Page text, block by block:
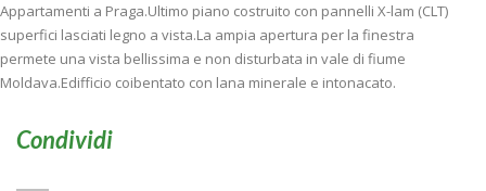
Appartamenti a Praga.Ultimo piano costruito con pannelli X-lam (CLT)
superfici lasciati legno a vista.La ampia apertura per la finestra
permete una vista bellissima e non disturbata in vale di fiume
Moldava.Edifficio coibentato con lana minerale e intonacato.
Condividi